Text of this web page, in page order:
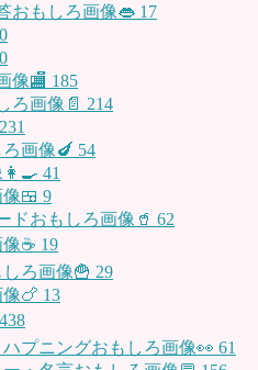
おもしろ画像👄 17
像🏬 185
ろ画像📄 214
231
画像🍆 54
41
🍱 9
ドおもしろ画像🥤 62
☕️ 19
ろ画像🍟 29
🍗 13
438
プニングおもしろ画像👀 61